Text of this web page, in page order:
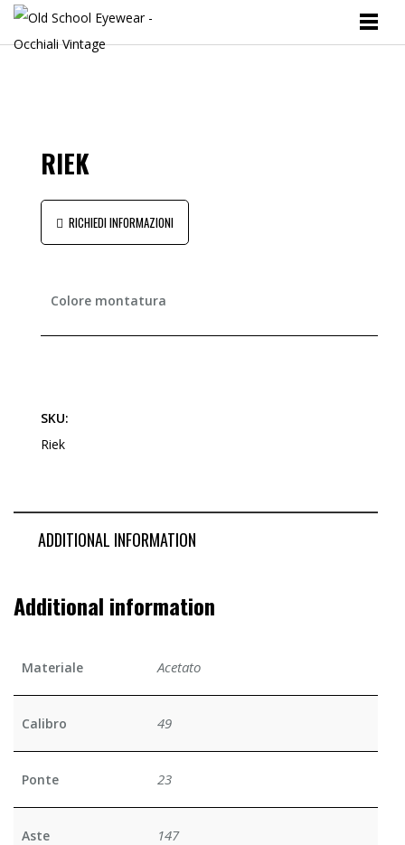
RIEK
RICHIEDI INFORMAZIONI
Colore montatura
SKU:
Riek
ADDITIONAL INFORMATION
Additional information
Materiale Acetato
Calibro 49
Ponte 23
Aste 147